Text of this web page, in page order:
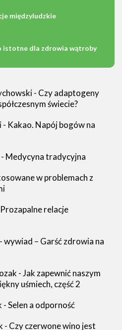
międzyludzkie
istotne dla zdrowia wątroby
- Czy adaptogeny
świecie?
- Kakao. Napój bogów na
Medycyna tradycyjna
w problemach z
relacje
wywiad – Garść zdrowia na
- Jak zapewnić naszym
uśmiech, część 2
Selen a odporność
- Czy czerwone wino jest